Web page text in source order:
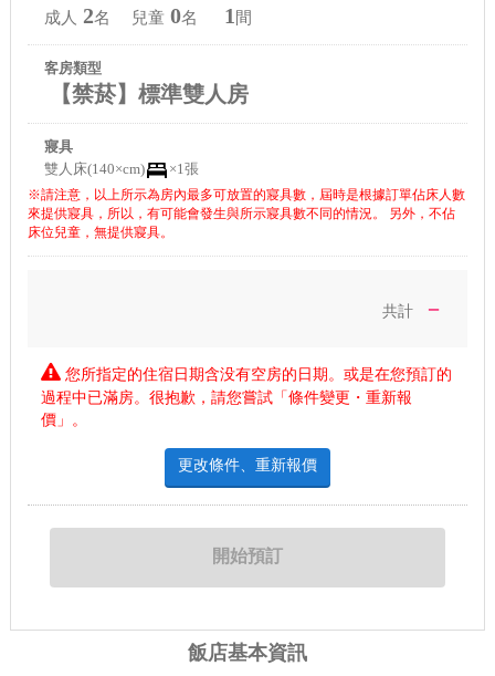
成人 2名 兒童 0名 1 間
客房類型
【禁菸】標準雙人房
寢具
雙人床(140×cm)
×1張
※請注意，以上所示為房內最多可放置的寢具數，屆時是根據訂單佔床人數
來提供寢具，所以，有可能會發生與所示寢具數不同的情況。 另外，不佔
床位兒童，無提供寢具。
共計 －
您所指定的住宿日期含没有空房的日期。或是在您預訂的
過程中已滿房。很抱歉，請您嘗試「條件變更・重新報
價」。
更改條件、重新報價
飯店基本資訊